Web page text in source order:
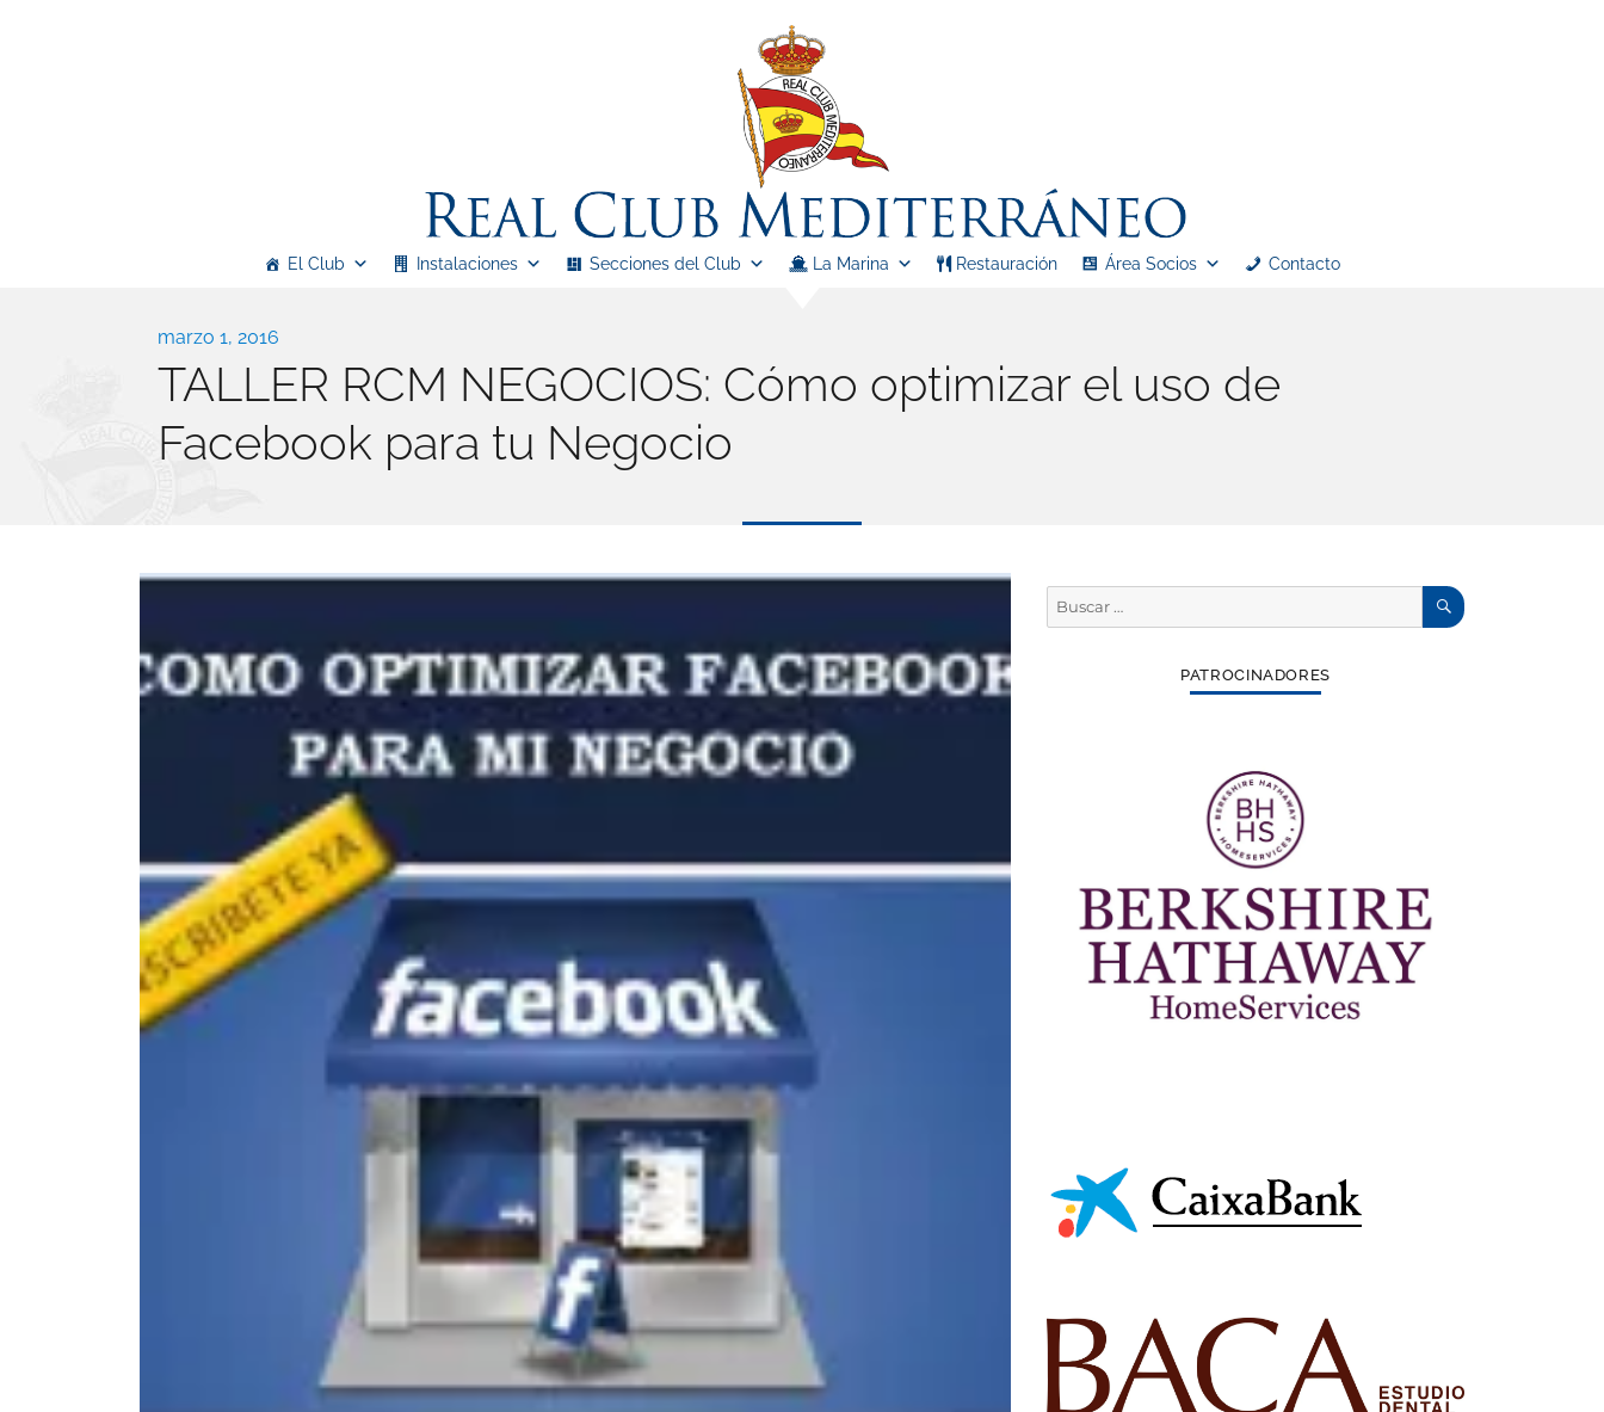
Real Club Mediterráneo
Real Club MediterráneoEl Club Instalaciones Secciones del Club La Marina Restauración Área Socios Contacto
Publicado
el
marzo 1, 2016
TALLER RCM NEGOCIOS: Cómo optimizar el uso de
Facebook para tu Negocio
Buscar
por:
BUSCAR
PATROCINADORES